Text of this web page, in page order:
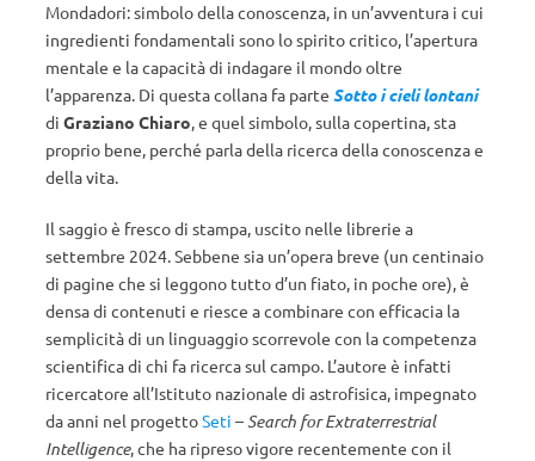
Mondadori: simbolo della conoscenza, in un’avventura i cui
ingredienti fondamentali sono lo spirito critico, l’apertura
mentale e la capacità di indagare il mondo oltre
l’apparenza. Di questa collana fa parte Sotto i cieli lontani
di Graziano Chiaro, e quel simbolo, sulla copertina, sta
proprio bene, perché parla della ricerca della conoscenza e
della vita.
Il saggio è fresco di stampa, uscito nelle librerie a
settembre 2024. Sebbene sia un’opera breve (un centinaio
di pagine che si leggono tutto d’un fiato, in poche ore), è
densa di contenuti e riesce a combinare con efficacia la
semplicità di un linguaggio scorrevole con la competenza
scientifica di chi fa ricerca sul campo. L’autore è infatti
ricercatore all’Istituto nazionale di astrofisica, impegnato
da anni nel progettoSeti –Search for Extraterrestrial
Intelligence, che ha ripreso vigore recentemente con il